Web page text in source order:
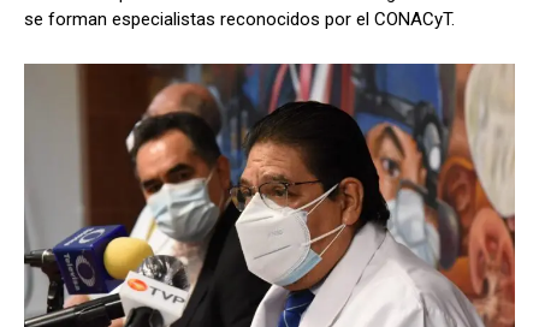
se forman especialistas reconocidos por el CONACyT.